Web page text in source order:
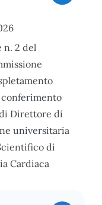
n. 2 del
Direttore di
universitaria
di
Cardiaca